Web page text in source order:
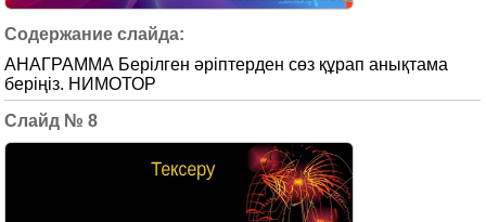
АНАГРАММА Берілген әріптерден сөз құрап анықтама
беріңіз. НИМОТОР
8